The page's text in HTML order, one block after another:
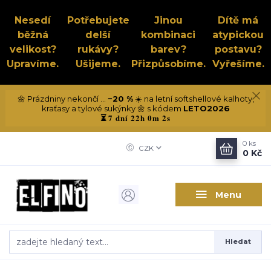
Nesedí
běžná
velikost?
Upravíme.
Potřebujete
delší
rukávy?
Ušijeme.
Jinou
kombinaci
barev?
Přizpůsobíme.
Dítě má
atypickou
postavu?
Vyřešíme.
🌼 Prázdniny nekončí ... −20 %☀️ na letní softshellové kalhoty,
kraťasy a tylové sukýnky 🌼 s kódem LETO2026
⏳7 dní 22h 0m 1s
Menu
CZK
Hledat
0 ks
0 Kč